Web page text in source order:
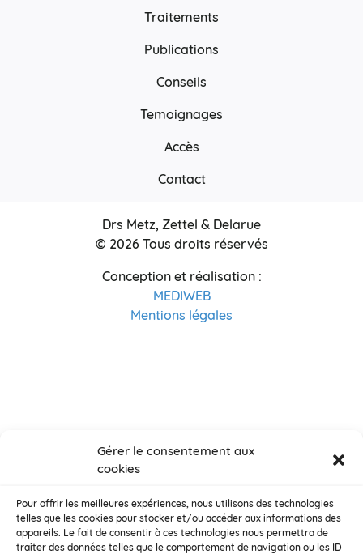
Gérer le consentement aux
cookies
Pour offrir les meilleures expériences, nous utilisons des technologies
telles que les cookies pour stocker et/ou accéder aux informations des
appareils. Le fait de consentir à ces technologies nous permettra de
traiter des données telles que le comportement de navigation ou les ID
Traitements
Publications
Conseils
Temoignages
Accès
Contact
Drs Metz, Zettel & Delarue
© 2026 Tous droits réservés
Conception et réalisation :
MEDIWEB
Mentions légales